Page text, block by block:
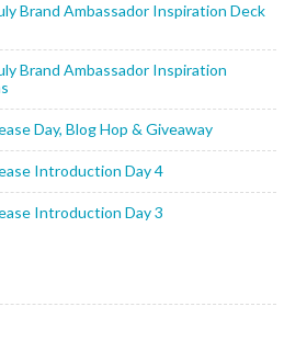
Brand Ambassador Inspiration Deck
Brand Ambassador Inspiration
Day, Blog Hop & Giveaway
Introduction Day 4
Introduction Day 3